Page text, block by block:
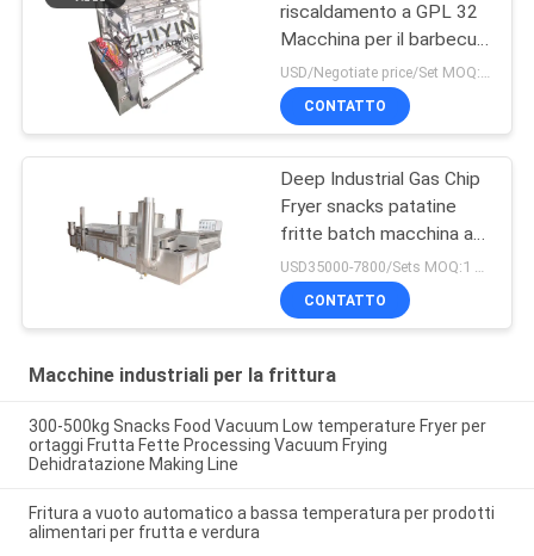
riscaldamento a GPL 32
Macchina per il barbecue
a spugna
CONTATTO
Deep Industrial Gas Chip
Fryer snacks patatine
fritte batch macchina a
fetta
CONTATTO
Macchine industriali per la frittura
300-500kg Snacks Food Vacuum Low temperature Fryer per
ortaggi Frutta Fette Processing Vacuum Frying
Dehidratazione Making Line
Fritura a vuoto automatico a bassa temperatura per prodotti
alimentari per frutta e verdura